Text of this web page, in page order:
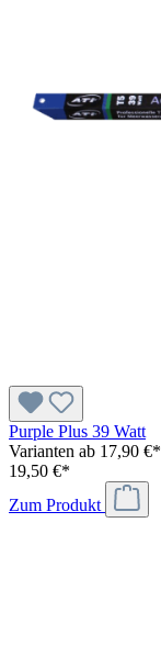
Purple Plus 39 Watt
Varianten ab 17,90 €*
19,50 €*
Zum Produkt